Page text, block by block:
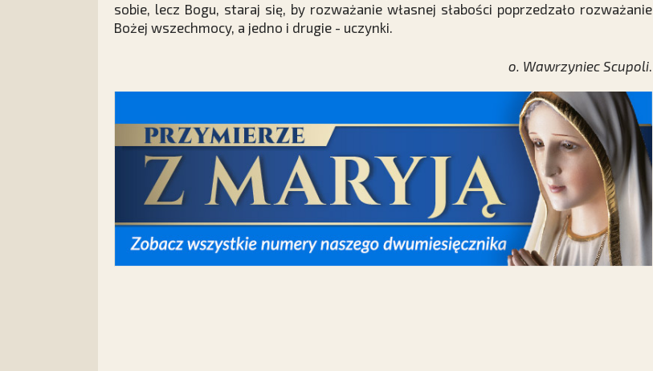
sobie, lecz Bogu, staraj się, by rozważanie własnej słabości poprzedzało rozważanie
Bożej wszechmocy, a jedno i drugie - uczynki.
o. Wawrzyniec Scupoli.